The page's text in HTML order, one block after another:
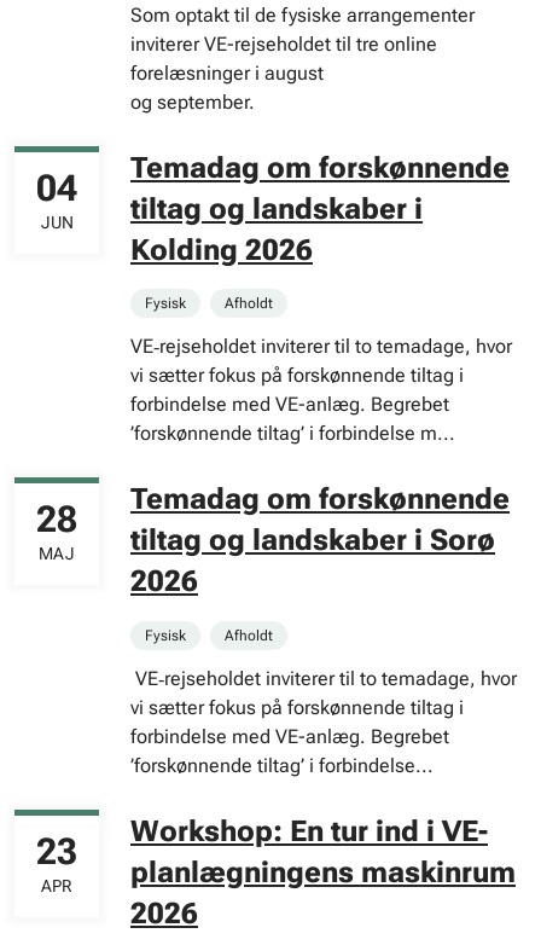
Som optakt til de fysiske arrangementer
inviterer VE-rejseholdet til tre online
forelæsninger i august
og september.
Temadag om forskønnende
tiltag og landskaber i
Kolding 2026
04
JUN
Fysisk Afholdt
VE‑rejseholdet inviterer til to temadage, hvor
vi sætter fokus på forskønnende tiltag i
forbindelse med VE-anlæg. Begrebet
’forskønnende tiltag’ i forbindelse m...
Temadag om forskønnende
tiltag og landskaber i Sorø
2026
28
MAJ
Fysisk Afholdt
VE‑rejseholdet inviterer til to temadage, hvor
vi sætter fokus på forskønnende tiltag i
forbindelse med VE-anlæg. Begrebet
’forskønnende tiltag’ i forbindelse...
Workshop: En tur ind i VE-
planlægningens maskinrum
2026
23
APR